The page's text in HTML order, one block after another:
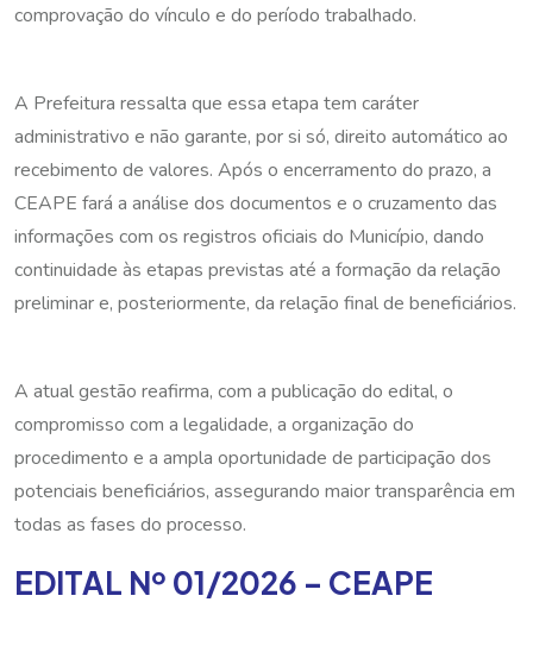
comprovação do vínculo e do período trabalhado.
A Prefeitura ressalta que essa etapa tem caráter
administrativo e não garante, por si só, direito automático ao
recebimento de valores. Após o encerramento do prazo, a
CEAPE fará a análise dos documentos e o cruzamento das
informações com os registros oficiais do Município, dando
continuidade às etapas previstas até a formação da relação
preliminar e, posteriormente, da relação final de beneficiários.
A atual gestão reafirma, com a publicação do edital, o
compromisso com a legalidade, a organização do
procedimento e a ampla oportunidade de participação dos
potenciais beneficiários, assegurando maior transparência em
todas as fases do processo.
EDITAL Nº 01/2026 – CEAPE